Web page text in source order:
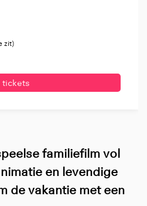
zit)
tickets
familiefilm vol
en levendige
de vakantie met een